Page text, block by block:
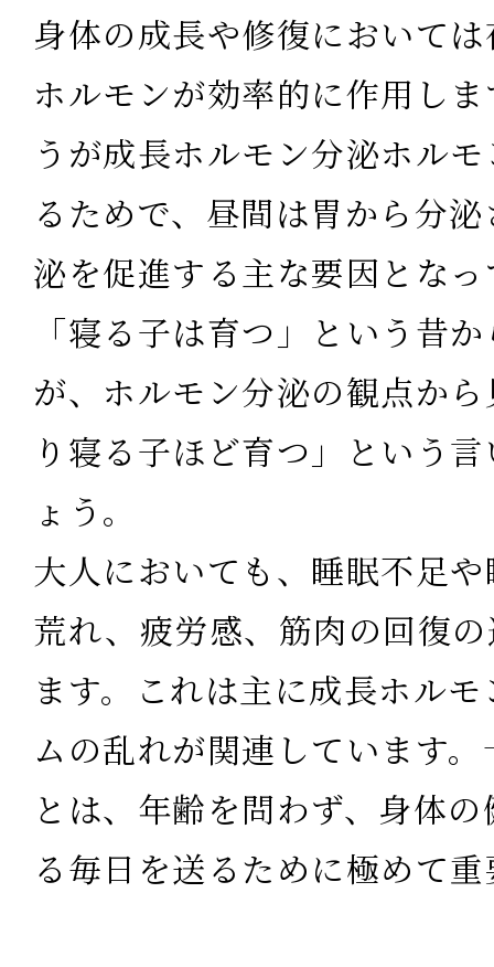
身体の成長や修復において
ホルモンが効率的に作用 し
うが成長ホルモン分泌ホル
るためで、昼間は胃から分
泌を促進する主な要因とな
「寝る子は育つ」という昔
が、ホルモン分泌の観点か
り寝る子ほど育つ」という
ょう。
大人においても、睡眠不足
荒れ、疲労感、筋肉の回復
ます。これは主に成長ホル
ムの乱れが関連しています
とは、年齢を問わず、身体
る毎日を送るために極めて